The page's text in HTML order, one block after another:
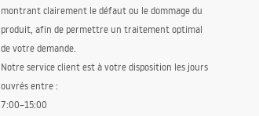
montrant clairement le défaut ou le dommage du
produit, afin de permettre un traitement optimal
de votre demande.
Notre service client est à votre disposition les jours
ouvrés entre :
7:00–15:00